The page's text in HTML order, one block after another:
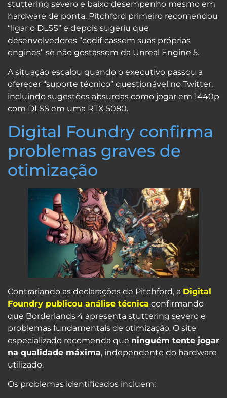
stuttering severo e baixo desempenho mesmo em
hardware de ponta. Pitchford primeiro recomendou
“ligar o DLSS” e depois sugeriu que
desenvolvedores “codificassem suas próprias
engines” se não gostassem da Unreal Engine 5.
A situação escalou quando o executivo passou a
oferecer “suporte técnico” questionável no Twitter,
incluindo sugestões absurdas como jogar em 1440p
com DLSS em uma RTX 5080.
Digital Foundry confirma
problemas graves de
otimização
Contrariando as declarações de Pitchford, a Digital
Foundry publicou análise técnica confirmando
que Borderlands 4 apresenta stuttering severo e
problemas fundamentais de otimização. O site
especializado recomenda que ninguém tente jogar
na qualidade máxima, independente do hardware
utilizado.
Os problemas identificados incluem: